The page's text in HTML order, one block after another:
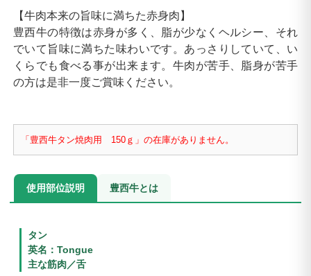
【牛肉本来の旨味に満ちた赤身肉】
豊西牛の特徴は赤身が多く、脂が少なくヘルシー、それ
でいて旨味に満ちた味わいです。あっさりしていて、い
くらでも食べる事が出来ます。牛肉が苦手、脂身が苦手
の方は是非一度ご賞味ください。
「豊西牛タン焼肉用 150ｇ」の在庫がありません。
使用部位説明 豊西牛とは
タン
英名：Tongue
主な筋肉／舌